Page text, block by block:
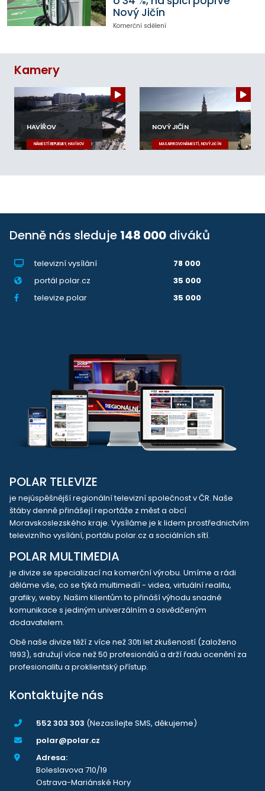
Nový Jičín
Komerční sdělení
Kamery
HAVÍŘOV
NÁMĚSTÍ REPUBLIKY, HAVÍŘOV
NOVÝ JIČÍN
MASARYKOVO NÁMĚSTÍ, NOVÝ JIČÍN
Denně nás sleduje 148 000 diváků
televizní vysílání
78 000
portál polar.cz
35 000
televize.polar
35 000
POLAR TELEVIZE
je nejúspěšnější regionální televizní společnost v ČR. Naše
štáby denně přinášejí reportáže z měst a obcí
Moravskoslezského kraje. Vysíláme je k lidem prostřednictvím
televizního vysílání, portálu polar.cz a sociálních sítí.
POLAR MULTIMEDIA
je divize se specializací na komerční výrobu. Umíme a rádi
děláme vše, co se týká multimedií - videa, virtuální realitu,
grafiky, weby. Našim klientům to přináší výhodu snadné
komunikace s jediným univerzálním a osvědčeným
dodavatelem.
Obě naše divize těží z více než 30ti let zkušeností (založeno
1993), sdružují více než 50 profesionálů a drží řadu ocenění za
profesionalitu a proklientský přístup.
Kontaktujte nás
552 303 303 (Nezasílejte SMS, děkujeme)
polar@polar.cz
Adresa:
Boleslavova 710/19
Ostrava-Mariánské Hory